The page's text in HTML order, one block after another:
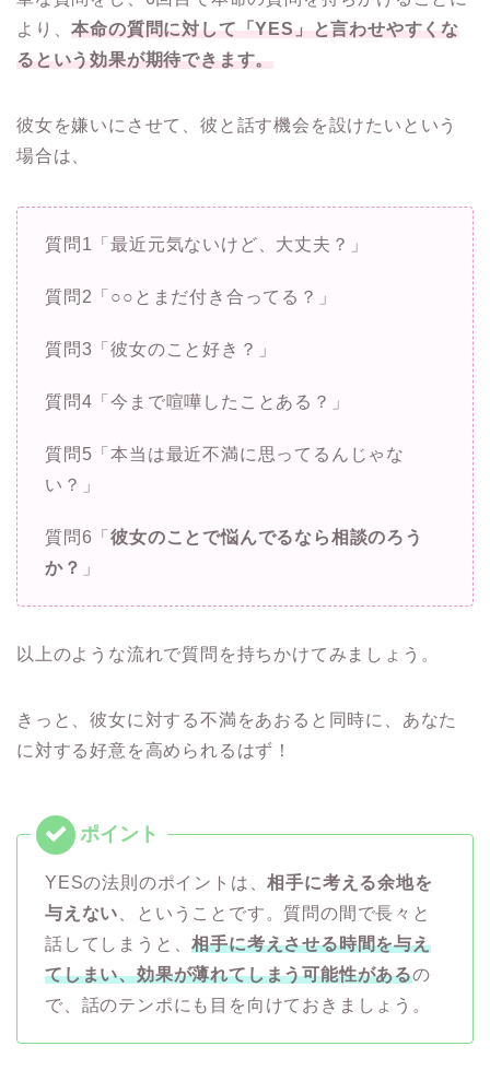
より、本命の質問に対して「YES」と言わせやすくな
るという効果が期待できます。
彼女を嫌いにさせて、彼と話す機会を設けたいという
場合は、
質問1「最近元気ないけど、大丈夫？」
質問2「○○とまだ付き合ってる？」
質問3「彼女のこと好き？」
質問4「今まで喧嘩したことある？」
質問5「本当は最近不満に思ってるんじゃな
い？」
質問6「彼女のことで悩んでるなら相談のろう
か？ 」
以上のような流れで質問を持ちかけてみましょう。
きっと、彼女に対する不満をあおると同時に、あなた
に対する好意を高められるはず！
YESの法則のポイントは、相手に考える余地を
与えない 、ということです。質問の間で長々と
話してしまうと、相手に考えさせる時間を与え
てしまい、効果が薄れてしまう可能性があるの
で、話のテンポにも目を向けておきましょう。